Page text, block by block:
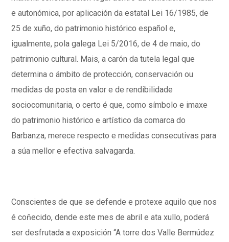
e autonómica, por aplicación da estatal Lei 16/1985, de
25 de xuño, do patrimonio histórico español e,
igualmente, pola galega Lei 5/2016, de 4 de maio, do
patrimonio cultural. Mais, a carón da tutela legal que
determina o ámbito de protección, conservación ou
medidas de posta en valor e de rendibilidade
sociocomunitaria, o certo é que, como símbolo e imaxe
do patrimonio histórico e artístico da comarca do
Barbanza, merece respecto e medidas consecutivas para
a súa mellor e efectiva salvagarda.
Conscientes de que se defende e protexe aquilo que nos
é coňecido, dende este mes de abril e ata xullo, poderá
ser desfrutada a exposición “A torre dos Valle Bermúdez